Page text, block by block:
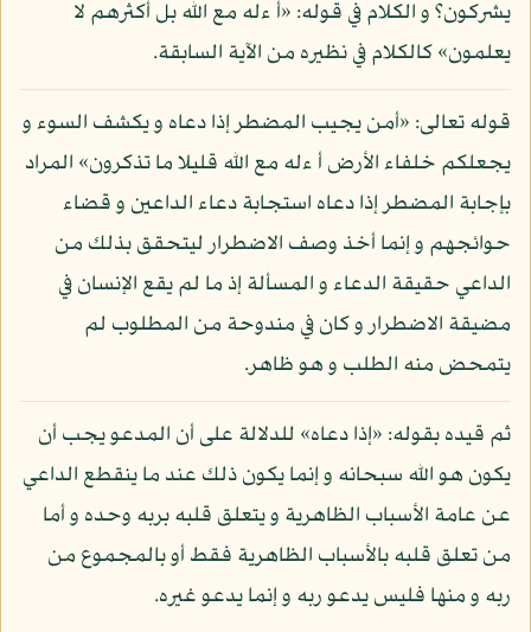
يشركون؟ و الكلام في قوله: «أ ءله مع الله بل أكثرهم لا
يعلمون» كالكلام في نظيره من الآية السابقة.
قوله تعالى: «أمن يجيب المضطر إذا دعاه و يكشف السوء و
يجعلكم خلفاء الأرض أ ءله مع الله قليلا ما تذكرون» المراد
بإجابة المضطر إذا دعاه استجابة دعاء الداعين و قضاء
حوائجهم و إنما أخذ وصف الاضطرار ليتحقق بذلك من
الداعي حقيقة الدعاء و المسألة إذ ما لم يقع الإنسان في
مضيقة الاضطرار و كان في مندوحة من المطلوب لم
يتمحض منه الطلب و هو ظاهر.
ثم قيده بقوله: «إذا دعاه» للدلالة على أن المدعو يجب أن
يكون هو الله سبحانه و إنما يكون ذلك عند ما ينقطع الداعي
عن عامة الأسباب الظاهرية و يتعلق قلبه بربه وحده و أما
من تعلق قلبه بالأسباب الظاهرية فقط أو بالمجموع من
ربه و منها فليس يدعو ربه و إنما يدعو غيره.